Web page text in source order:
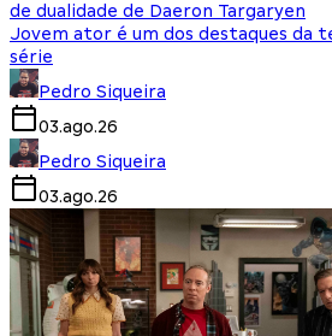
de dualidade de Daeron Targaryen
Jovem ator é um dos destaques da
série
Pedro Siqueira
03.ago.26
Pedro Siqueira
03.ago.26